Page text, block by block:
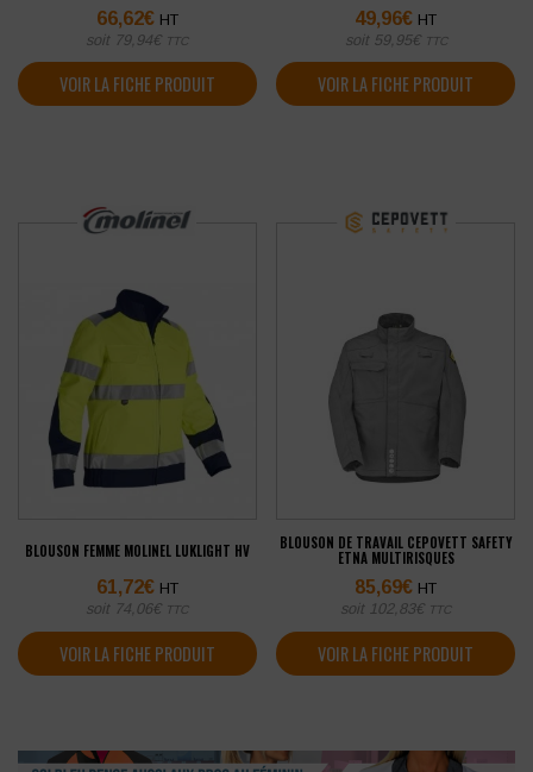
66,62€ HT
soit 79,94€ TTC
VOIR LA FICHE PRODUIT
49,96€ HT
soit 59,95€ TTC
VOIR LA FICHE PRODUIT
BLOUSON FEMME MOLINEL LUKLIGHT HV
61,72€ HT
soit 74,06€ TTC
VOIR LA FICHE PRODUIT
BLOUSON DE TRAVAIL CEPOVETT SAFETY
ETNA MULTIRISQUES
85,69€ HT
soit 102,83€ TTC
VOIR LA FICHE PRODUIT